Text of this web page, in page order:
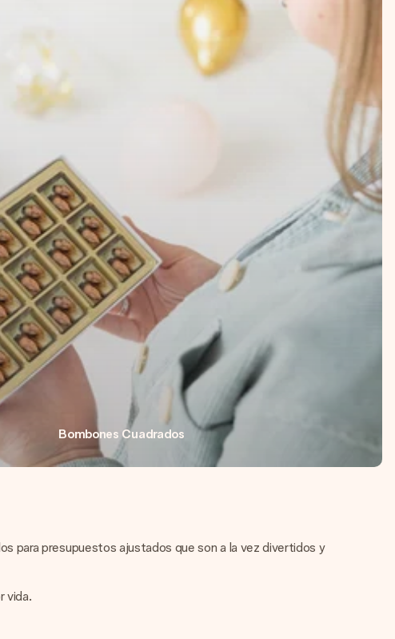
Bombones Cuadrados
para presupuestos ajustados que son a la vez divertidos y
vida.